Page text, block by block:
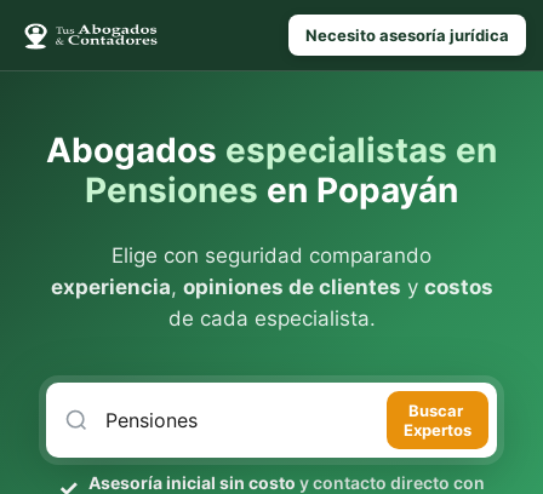
Necesito asesoría jurídica
Abogados especialistas en
Pensiones en Popayán
Elige con seguridad comparando
experiencia, opiniones de clientes y costos
de cada especialista.
Buscar
Expertos
Asesoría inicial sin costo y contacto directo con